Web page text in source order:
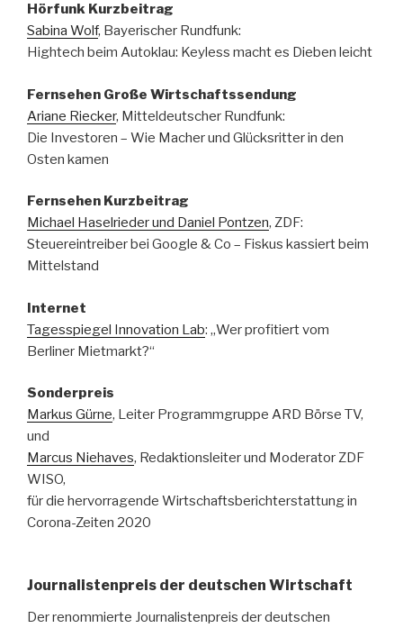
Hörfunk Kurzbeitrag
Sabina Wolf, Bayerischer Rundfunk:
Hightech beim Autoklau: Keyless macht es Dieben leicht
Fernsehen Große Wirtschaftssendung
Ariane Riecker, Mitteldeutscher Rundfunk:
Die Investoren – Wie Macher und Glücksritter in den
Osten kamen
Fernsehen Kurzbeitrag
Michael Haselrieder und Daniel Pontzen, ZDF:
Steuereintreiber bei Google & Co – Fiskus kassiert beim
Mittelstand
Internet
Tagesspiegel Innovation Lab: „Wer profitiert vom
Berliner Mietmarkt?“
Sonderpreis
Markus Gürne, Leiter Programmgruppe ARD Börse TV,
und
Marcus Niehaves, Redaktionsleiter und Moderator ZDF
WISO,
für die hervorragende Wirtschaftsberichterstattung in
Corona-Zeiten 2020
Journalistenpreis der deutschen Wirtschaft
Der renommierte Journalistenpreis der deutschen